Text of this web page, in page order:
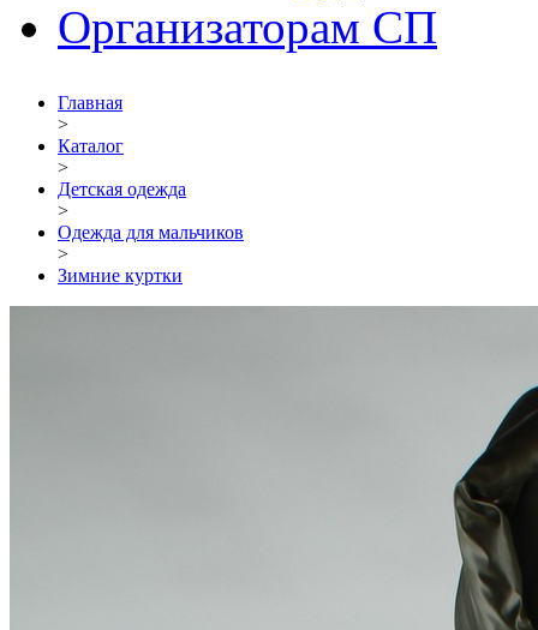
Организаторам СП
Главная
>
Каталог
>
Детская одежда
>
Одежда для мальчиков
>
Зимние куртки